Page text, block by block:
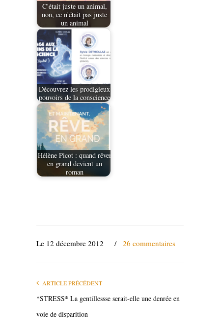
C'était juste un animal,
non, ce n'était pas juste
un animal
Découvrez les prodigieux
pouvoirs de la conscience
Hélène Picot : quand rêver
en grand devient un
roman
Le 12 décembre 2012 / 26 commentaires
ARTICLE PRÉCÉDENT
*STRESS* La gentillessse serait-elle une denrée en
voie de disparition